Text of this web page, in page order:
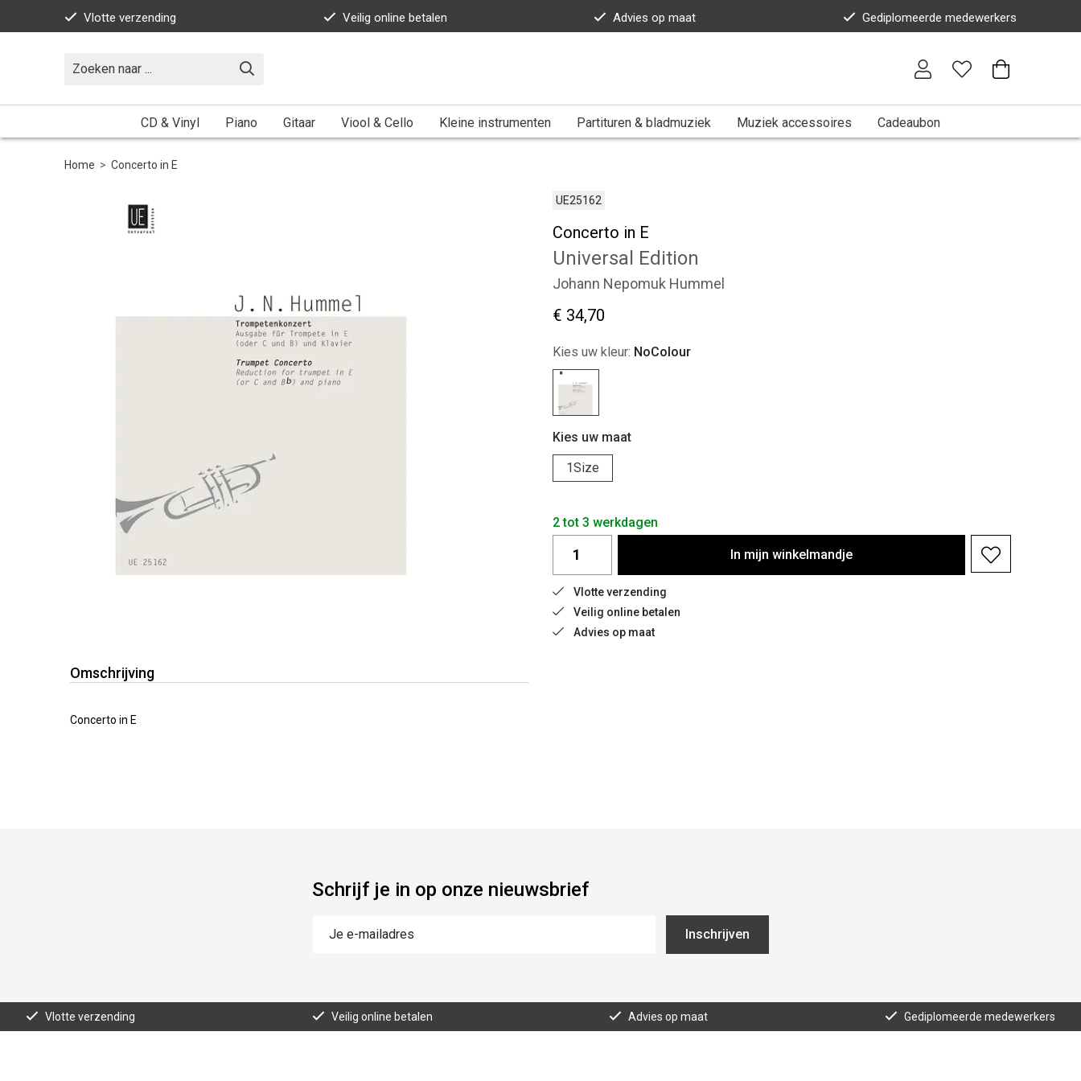
Vlotte verzending Veilig online betalen Advies op maat Gediplomeerde medewerkers
CD & Vinyl Piano Gitaar Viool & Cello Kleine instrumenten Partituren & bladmuziek Muziek accessoires Cadeaubon
Home > Concerto in E
UE25162
Concerto in E
Universal Edition
Johann Nepomuk Hummel
€ 34,70
Kies uw kleur: NoColour
Kies uw maat
1Size
2 tot 3 werkdagen
In mijn winkelmandje
Vlotte verzending
Veilig online betalen
Advies op maat
Omschrijving
Concerto in E
Schrijf je in op onze nieuwsbrief
Inschrijven
Vlotte verzending Veilig online betalen Advies op maat Gediplomeerde medewerkers